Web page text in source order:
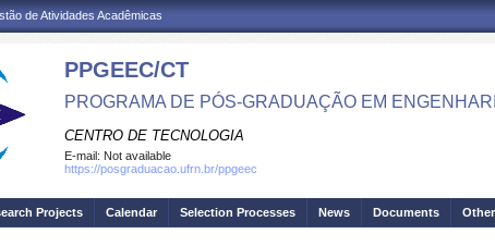
de Atividades Acadêmicas
PPGEEC/CT
PROGRAMA DE PÓS-GRADUAÇÃO EM
CENTRO DE TECNOLOGIA
E-mail: Not available
https://posgraduacao.ufrn.br/ppgeec
Projects Calendar Selection Processes News Documents